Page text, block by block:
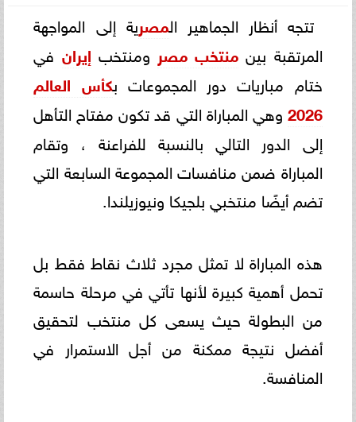
تتجه أنظار الجماهير المصرية إلى المواجهة
المرتقبة بين منتخب مصر ومنتخب إيران في
ختام مباريات دور المجموعات بكأس العالم
2026 وهي المباراة التي قد تكون مفتاح التأهل
إلى الدور التالي بالنسبة للفراعنة ، وتقام
المباراة ضمن منافسات المجموعة السابعة التي
تضم أيضًا منتخبي بلجيكا ونيوزيلندا.
هذه المباراة لا تمثل مجرد ثلاث نقاط فقط بل
تحمل أهمية كبيرة لأنها تأتي في مرحلة حاسمة
من البطولة حيث يسعى كل منتخب لتحقيق
أفضل نتيجة ممكنة من أجل الاستمرار في
المنافسة.